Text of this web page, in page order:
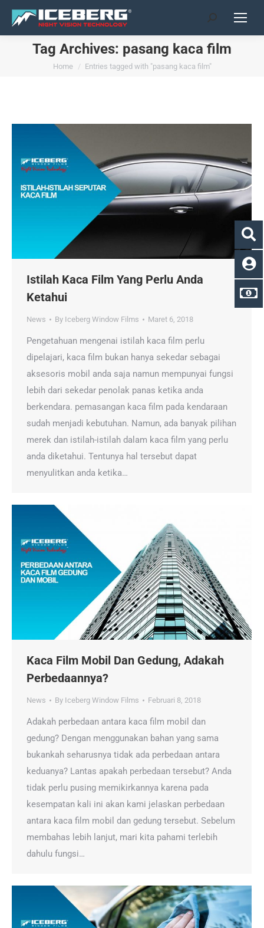
Search:
Tag Archives: pasang kaca film
You are here:
Home Entries tagged with "pasang kaca film"
Istilah Kaca Film Yang Perlu Anda
Ketahui
News By Iceberg Window Films Maret 6, 2018
Pengetahuan mengenai istilah kaca film perlu
dipelajari, kaca film bukan hanya sekedar sebagai
aksesoris mobil anda saja namun mempunyai fungsi
lebih dari sekedar penolak panas ketika anda
berkendara. pemasangan kaca film pada kendaraan
sudah menjadi kebutuhan. Namun, ada banyak pilihan
merek dan istilah-istilah dalam kaca film yang perlu
anda diketahui. Tentunya hal tersebut dapat
menyulitkan anda ketika…
Kaca Film Mobil Dan Gedung, Adakah
Perbedaannya?
News By Iceberg Window Films Februari 8, 2018
Adakah perbedaan antara kaca film mobil dan
gedung? Dengan menggunakan bahan yang sama
bukankah seharusnya tidak ada perbedaan antara
keduanya? Lantas apakah perbedaan tersebut? Anda
tidak perlu pusing memikirkannya karena pada
kesempatan kali ini akan kami jelaskan perbedaan
antara kaca film mobil dan gedung tersebut. Sebelum
membahas lebih lanjut, mari kita pahami terlebih
dahulu fungsi…